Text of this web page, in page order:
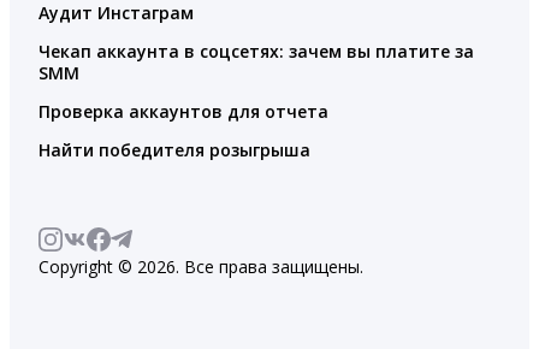
Аудит Инстаграм
Чекап аккаунта в соцсетях: зачем вы платите за
SMM
Проверка аккаунтов для отчета
Найти победителя розыгрыша
Copyright © 2026. Все права защищены.